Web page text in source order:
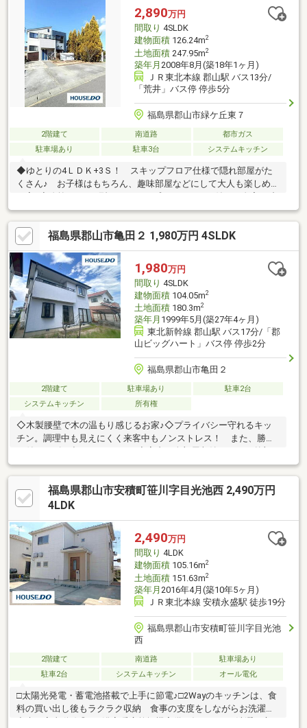
2,890万円
間取り 4SLDK
建物面積126.24m2
土地面積247.95m2
築年月 2008年8月(築18年1ヶ月)
ＪＲ東北本線 郡山駅 バス13分/
「荒井」バス停 停歩5分
福島県郡山市緑ケ丘東７
2階建て 南道路
都市ガス
駐車場あり
駐車3台 システムキッチン
◆ゆとりの4ＬＤＫ+3Ｓ！ スキップフロア仕様で隠れ部屋がた
くさん♪ お子様はもちろん、趣味部屋などにして大人も楽しめる
画館気分を味わえる贅沢な時間を過ごせます♪◆小屋裏部屋には
星を眺める天窓まで♪ とにかく遊び心たくさん詰まった1棟です
♪◆オール電化住宅でエコに暮らせる♪◆駐車スペースも標準4台
可！車種により＋2台は可能！◆緑ヶ丘地区はエリア内にスーパ
ーやコンビニはもちろん 学校、病院や公共施設なども充実した
住環境です♪◆バス停徒歩5分！郡山駅まで約20分！ 通勤や通学
も便利です♪
福島県郡山市亀田２ 1,980万円 4SLDK
1,980万円
間取り 4SLDK
建物面積104.05m2
土地面積180.3m2
築年月 1999年5月(築27年4ヶ月)
東北新幹線 郡山駅 バス17分/「郡
山ビッグハート」バス停 停歩2分
福島県郡山市亀田２
2階建て 駐車場あり
駐車2台
システムキッチン
所有権
◇木製腰壁で木の温もり感じるお家♪◇プライバシー守れるキッ
チン。調理中も見えにくく来客中もノンストレス！ また、勝手
には階段下を利用したタイヤハウス、シャッター付き物置も！
バイク・自転車用のガレージとしても◎◇南向きの広いお庭で
BBQなどいかがでしょうか♪◇コンビニやスーパー、病院まで揃っ
たエリア！◇桑野小学校まで徒歩9分・第六中学校まで徒歩12
クセス◎ バス停も近く交通利便性◎◇ P２台可能お家探しはハ
ウスドゥ郡山菜根へお任せください♪
福島県郡山市安積町笹川字目光池西 2,490万円
4LDK
2,490万円
間取り 4LDK
建物面積105.16m2
土地面積151.63m2
築年月 2016年4月(築10年5ヶ月)
ＪＲ東北本線 安積永盛駅 徒歩19分
福島県郡山市安積町笹川字目光池
西
2階建て 南道路
駐車場あり
駐車2台
システムキッチン オール電化
□太陽光発電・蓄電池搭載で上手に節電♪□2Wayのキッチンは、食
料の買い出し後もラクラク収納 食事の支度をしながらお洗濯も